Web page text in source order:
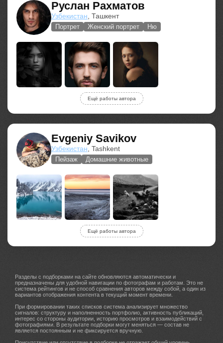
Руслан Рахматов
Узбекистан , Ташкент
Портрет Женский портрет Ню
Ещё работы автора
Evgeniy Savikov
Узбекистан , Tashkent
Пейзаж Домашние животные
Ещё работы автора
Разделы с подборками на сайте обновляются автоматически и
предназначены для удобной навигации по фотографам и работам. Это не
система рейтингов и не способ сравнения авторов между собой, а один из
вариантов отображения контента в текущий момент времени.
При формировании таких списков система анализирует множество
сигналов: структуру и наполненность портфолио, активность публикаций,
интерес со стороны аудитории, историю просмотров и взаимодействий с
фотографиями. В результате подборки могут меняться — состав не
является постоянным и не фиксируется вручную.